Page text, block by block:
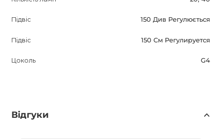
Підвіс 150 Див Регулюється
Підвіс 150 См Регулируется
Цоколь G4
Відгуки